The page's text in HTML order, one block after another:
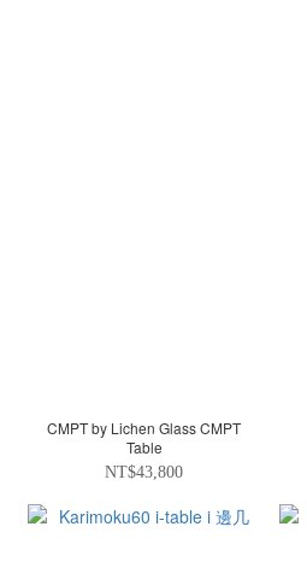
CMPT by Lichen Glass CMPT
Table
NT$43,800